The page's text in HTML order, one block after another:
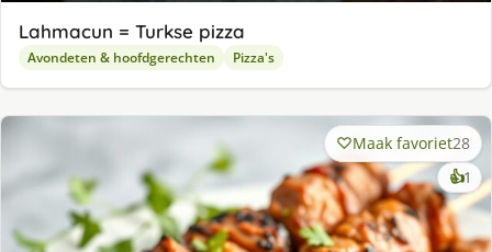
Lahmacun = Turkse pizza
Avondeten & hoofdgerechten Pizza's
Maak favoriet28
👍1